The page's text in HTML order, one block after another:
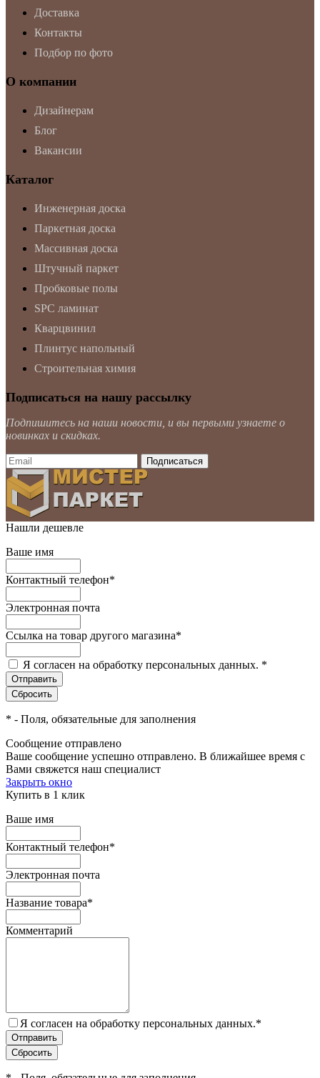
Доставка
Контакты
Подбор по фото
О компании
Дизайнерам
Блог
Вакансии
Каталог
Инженерная доска
Паркетная доска
Массивная доска
Штучный паркет
Пробковые полы
SPC ламинат
Кварцвинил
Плинтус напольный
Строительная химия
Подписаться на нашу рассылку
Подпишитесь на наши новости, и вы первыми узнаете о
новинках и скидках.
Нашли дешевле
Ваше имя
Контактный телефон*
Электронная почта
Ссылка на товар другого магазина*
Я согласен на обработку персональных данных. *
* - Поля, обязательные для заполнения
Сообщение отправлено
Ваше сообщение успешно отправлено. В ближайшее время с
Вами свяжется наш специалист
Закрыть окно
Купить в 1 клик
Ваше имя
Контактный телефон*
Электронная почта
Название товара*
Комментарий
Я согласен на обработку персональных данных.*